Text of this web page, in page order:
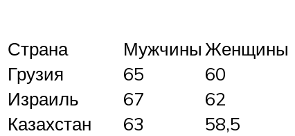
Страна Мужчины Женщины
Грузия
65
60
Израиль
67
62
Казахстан
63
58,5